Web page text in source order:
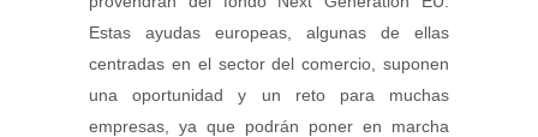
Estas ayudas europeas, algunas de ellas
centradas en el sector del comercio, suponen
una oportunidad y un reto para muchas
empresas, ya que podrán poner en marcha